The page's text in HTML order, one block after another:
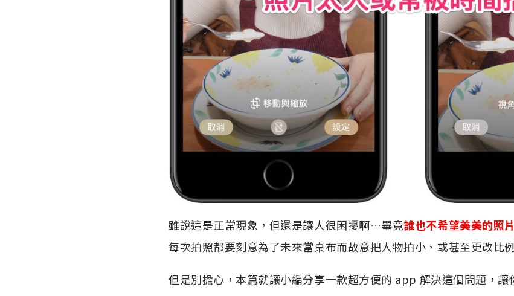
雖說這是正常現象，但還是讓人很困擾啊…畢竟誰也不希望美美的照
每次拍照都要刻意為了未來當桌布而故意把人物拍小、或甚至更改比
但是別擔心，本篇就讓小編分享一款超方便的 app 解決這個問題，讓